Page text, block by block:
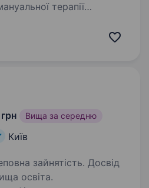
терапії
Якщо ви любите свою
Вища за середню
Київ
зайнятість. Досвід
освіта.